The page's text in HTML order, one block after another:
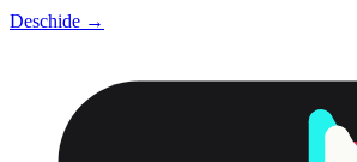
Deschide →